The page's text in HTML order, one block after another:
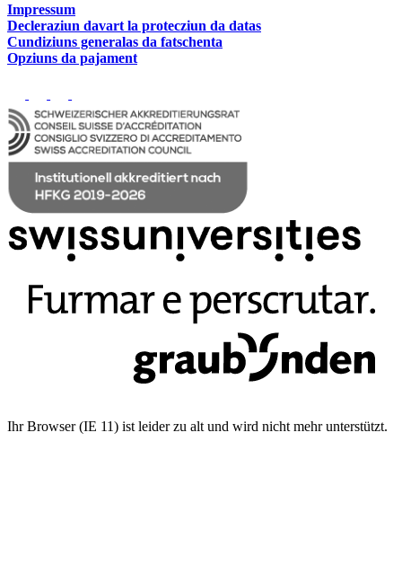
Impressum
Decleraziun davart la protecziun da datas
Cundiziuns generalas da fatschenta
Opziuns da pajament
Ihr Browser (IE 11) ist leider zu alt und wird nicht mehr unterstützt.